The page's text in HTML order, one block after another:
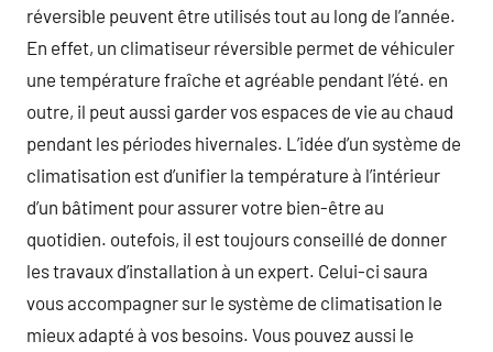
réversible peuvent être utilisés tout au long de l’année.
En effet, un climatiseur réversible permet de véhiculer
une température fraîche et agréable pendant l’été. en
outre, il peut aussi garder vos espaces de vie au chaud
pendant les périodes hivernales. L’idée d’un système de
climatisation est d’unifier la température à l’intérieur
d’un bâtiment pour assurer votre bien-être au
quotidien. outefois, il est toujours conseillé de donner
les travaux d’installation à un expert. Celui-ci saura
vous accompagner sur le système de climatisation le
mieux adapté à vos besoins. Vous pouvez aussi le